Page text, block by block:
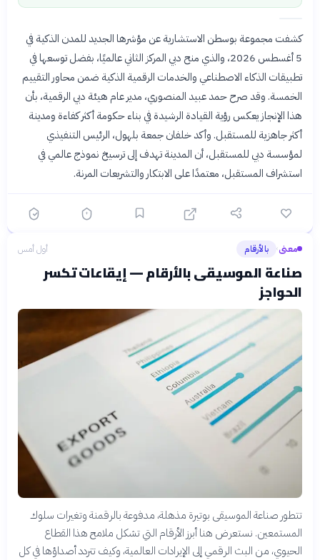
كشفت مجموعة بوسطن الاستشارية عن مؤشرها الجديد للمدن الذكية في
5 أغسطس 2026، والذي منح دبي المركز الثاني عالميًا، بفضل توسعها في
تطبيقات الذكاء الاصطناعي والخدمات الرقمية الذكية ضمن محاور التقييم
الخمسة. وقد صرح حمد عبيد المنصوري، مدير عام هيئة دبي الرقمية، بأن
هذا الإنجاز يعكس رؤية القيادة الرشيدة في بناء حكومة أكثر كفاءة ومدينة
أكثر جاهزية للمستقبل. وأكد خلفان جمعة بلهول، الرئيس التنفيذي
لمؤسسة دبي للمستقبل، أن المدينة تهدف إلى ترسيخ نموذج عالمي في
استشراف المستقبل، معتمدًا على الابتكار والتشريعات المرنة.
معنى› بالأرقام أول أمس
صناعة الموسيقى بالأرقام — إيقاعات تكسر
الحواجز
تتطور صناعة الموسيقى بوتيرة مذهلة، مدفوعة بالرقمنة وتغيرات سلوك
المستمعين. نستعرض هنا أبرز الأرقام التي تشكل ملامح هذا القطاع
الحيوي، من البث الرقمي إلى الإيرادات العالمية، وكيف تتردد أصداؤها في كل